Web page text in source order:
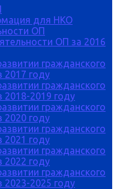
для НКО
ОП
ОП за 2016
гражданского
2017 году
гражданского
2018-2019 году
гражданского
2020 году
гражданского
2021 году
гражданского
2022 году
гражданского
2023-2025 году